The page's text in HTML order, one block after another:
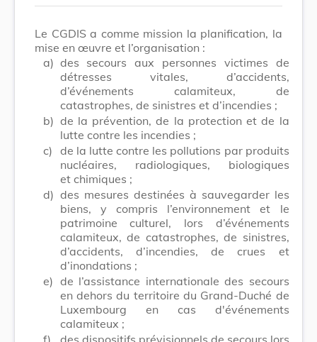
Le CGDIS a comme mission la planification, la
mise en œuvre et l’organisation :
a) des secours aux personnes victimes de
détresses vitales, d’accidents,
d’événements calamiteux, de
catastrophes, de sinistres et d’incendies ;
b) de la prévention, de la protection et de la
lutte contre les incendies ;
c) de la lutte contre les pollutions par produits
nucléaires, radiologiques, biologiques
et chimiques ;
d) des mesures destinées à sauvegarder les
biens, y compris l’environnement et le
patrimoine culturel, lors d’événements
calamiteux, de catastrophes, de sinistres,
d’accidents, d’incendies, de crues et
d’inondations ;
e) de l’assistance internationale des secours
en dehors du territoire du Grand-Duché de
Luxembourg en cas d'événements
calamiteux ;
f)
des dispositifs prévisionnels de secours lors